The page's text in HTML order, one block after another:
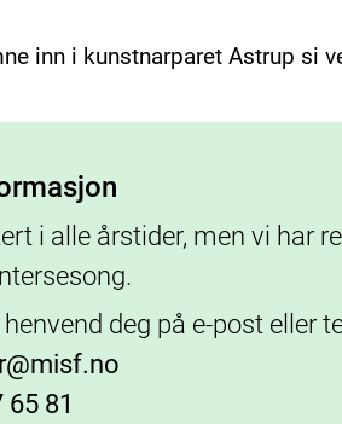
inn i kunstnarparet Astrup si
i alle årstider, men vi har
deg på e-post eller
65 81